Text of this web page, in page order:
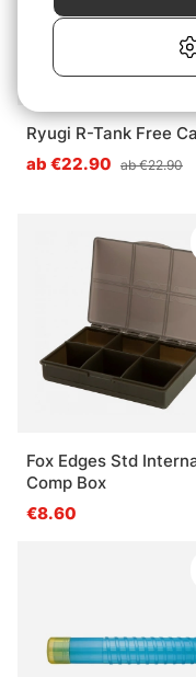
Ryugi R-Tank Free
ab €22.90 ab €22.90
Fox Edges Std
Comp Box
€8.60